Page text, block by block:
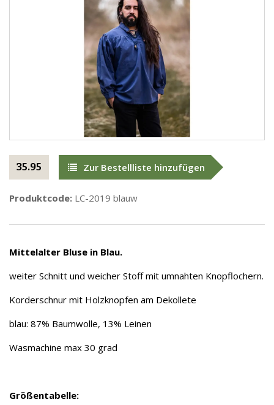
35.95 Zur Bestellliste hinzufügen
Produktcode: LC-2019 blauw
Mittelalter Bluse in Blau.
weiter Schnitt und weicher Stoff mit umnahten Knopflochern.
Korderschnur mit Holzknopfen am Dekollete
blau: 87% Baumwolle, 13% Leinen
Wasmachine max 30 grad
Größentabelle: